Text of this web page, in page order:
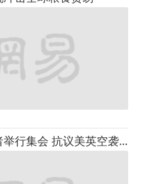
胡塞武装支持者举行集会 抗议美英空袭也门